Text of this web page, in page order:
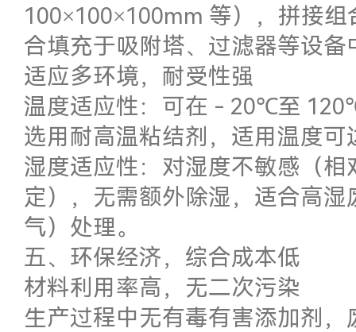
100×100×100mm 等），拼接
合填充于吸附塔、过滤器等设
适应多环境，耐受性强
温度适应性：可在 - 20℃至
选用耐高温粘结剂，适用温度
湿度适应性：对湿度不敏感（
定），无需额外除湿，适合高
气）处理。
五、环保经济，综合成本低
材料利用率高，无二次污染
生产过程中无有毒有害添加剂